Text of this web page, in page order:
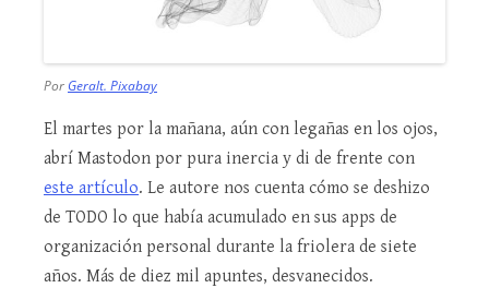
Por Geralt. Pixabay
El martes por la mañana, aún con legañas en los ojos,
abrí Mastodon por pura inercia y di de frente con
este artículo. Le autore nos cuenta cómo se deshizo
de TODO lo que había acumulado en sus apps de
organización personal durante la friolera de siete
años. Más de diez mil apuntes, desvanecidos.